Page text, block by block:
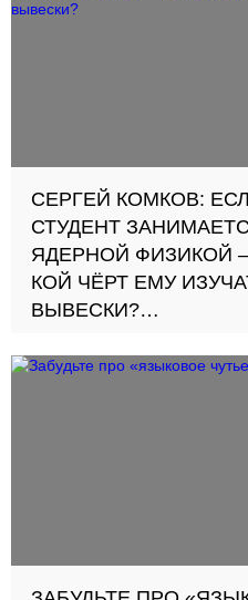
СЕРГЕЙ КОМКОВ:
СТУДЕНТ
ЯДЕРНОЙ ФИЗИКОЙ
КОЙ ЧЁРТ ЕМУ
ВЫВЕСКИ?
введение